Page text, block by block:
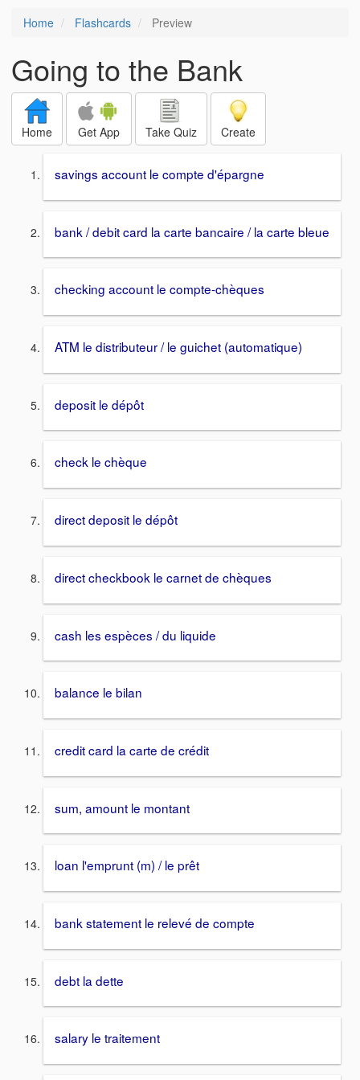
Home Flashcards Preview
Going to the Bank
Home Get App Take Quiz Create
savings account le compte d'épargne
bank / debit card la carte bancaire / la carte bleue
checking account le compte-chèques
ATM le distributeur / le guichet (automatique)
deposit le dépôt
check le chèque
direct deposit le dépôt
direct checkbook le carnet de chèques
cash les espèces / du liquide
balance le bilan
credit card la carte de crédit
sum, amount le montant
loan l'emprunt (m) / le prêt
bank statement le relevé de compte
debt la dette
salary le traitement